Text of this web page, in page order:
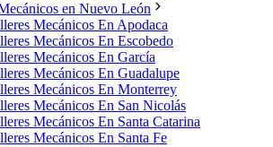
en Nuevo León
Mecánicos En Apodaca
Mecánicos En Escobedo
Mecánicos En García
Mecánicos En Guadalupe
Mecánicos En Monterrey
Mecánicos En San Nicolás
Mecánicos En Santa Catarina
Mecánicos En Santa Fe